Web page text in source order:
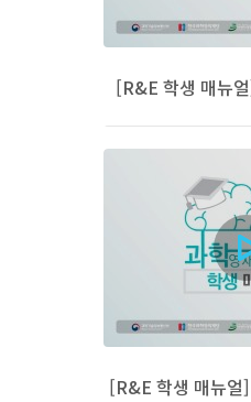
[R&E 학생 매뉴
[R&E 학생 매뉴얼